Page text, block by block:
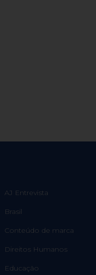
AJ Entrevista
Brasil
Conteúdo de marca
Direitos Humanos
Educação